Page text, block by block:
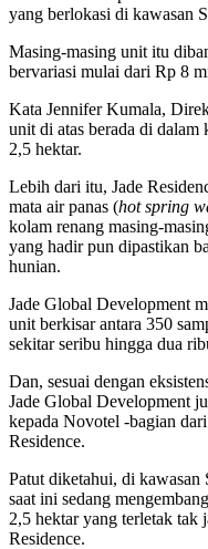
yang berlokasi di kawasan
Masing-masing unit itu
bervariasi mulai dari Rp 8
Kata Jennifer Kumala,
unit di atas berada di dalam
2,5 hektar.
Lebih dari itu, Jade
mata air panas (hot spring
kolam renang masing-
yang hadir pun dipastikan
hunian.
Jade Global Development
unit berkisar antara 350
sekitar seribu hingga dua
Dan, sesuai dengan
Jade Global Development
kepada Novotel -bagian
Residence.
Patut diketahui, di
saat ini sedang
2,5 hektar yang terletak tak
Residence.